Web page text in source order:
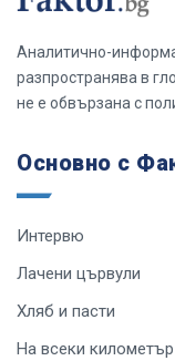
Аналитично-
разпространява в
не е обвързана с
Основно с
Интервю
Лачени цървули
Хляб и пасти
На всеки километър